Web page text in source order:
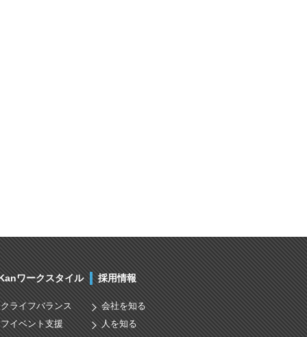
ワークスタイル
ライフバランス
イベント支援
採用情報
会社を知る
人を知る